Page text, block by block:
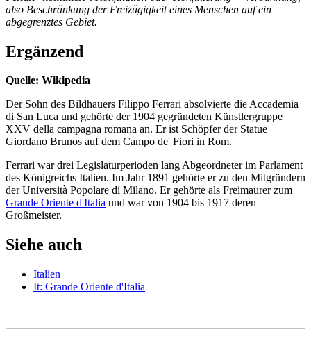
also Beschränkung der Freizügigkeit eines Menschen auf ein
abgegrenztes Gebiet.
Ergänzend
Quelle: Wikipedia
Der Sohn des Bildhauers Filippo Ferrari absolvierte die Accademia
di San Luca und gehörte der 1904 gegründeten Künstlergruppe
XXV della campagna romana an. Er ist Schöpfer der Statue
Giordano Brunos auf dem Campo de' Fiori in Rom.
Ferrari war drei Legislaturperioden lang Abgeordneter im Parlament
des Königreichs Italien. Im Jahr 1891 gehörte er zu den Mitgründern
der Università Popolare di Milano. Er gehörte als Freimaurer zum
Grande Oriente d'Italia und war von 1904 bis 1917 deren
Großmeister.
Siehe auch
Italien
It: Grande Oriente d'Italia